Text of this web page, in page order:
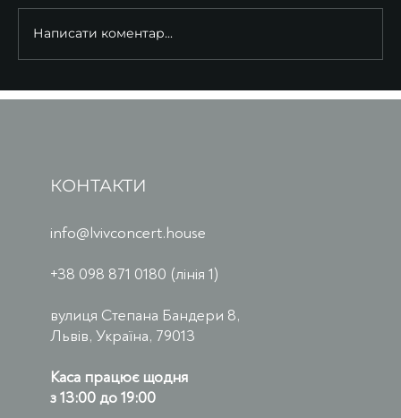
Написати коментар...
КОНТАКТИ
info@lvivconcert.house
+38 098 871 0180 (лінія 1)
вулиця Степана Бандери 8,
Львів, Україна, 79013
Каса працює щодня
з 13:00 до 19:00